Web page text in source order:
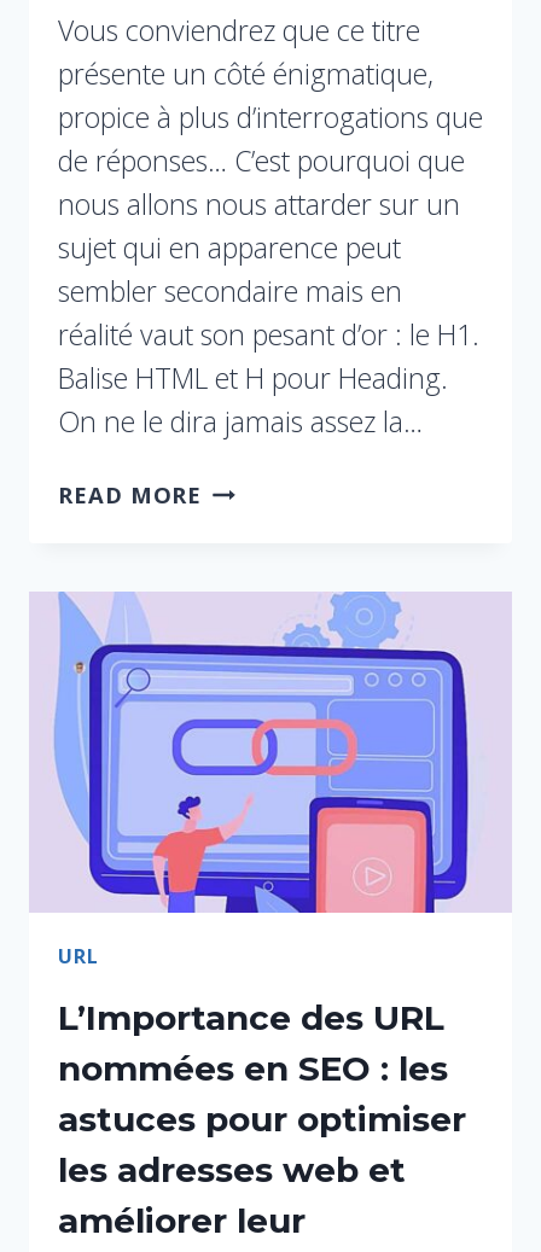
Vous conviendrez que ce titre
présente un côté énigmatique,
propice à plus d’interrogations que
de réponses… C’est pourquoi que
nous allons nous attarder sur un
sujet qui en apparence peut
sembler secondaire mais en
réalité vaut son pesant d’or : le H1.
Balise HTML et H pour Heading.
On ne le dira jamais assez la…
READ MORE
URL
L’Importance des URL
nommées en SEO : les
astuces pour optimiser
les adresses web et
améliorer leur